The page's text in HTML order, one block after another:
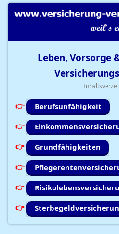
Leben, Vorsorge
Berufsunfähigkeit
Grundfähigkeiten